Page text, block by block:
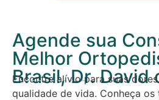
Agende sua
Melhor
Brasil, Dr. David
Encontre alívio para suas
qualidade de vida. Conheça